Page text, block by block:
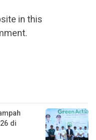
in this
di